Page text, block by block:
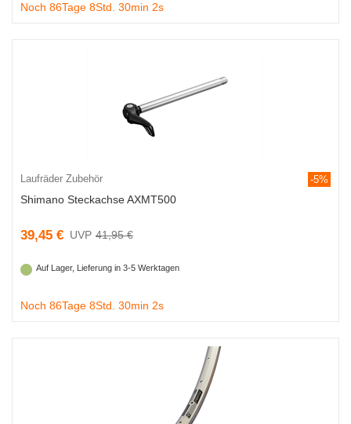
Noch 86Tage 8Std. 30min 1s
Laufräder Zubehör -5%
Shimano Steckachse AXMT500
39,45 € 41,95 €
Auf Lager, Lieferung in 3-5 Werktagen
Noch 86Tage 8Std. 30min 1s